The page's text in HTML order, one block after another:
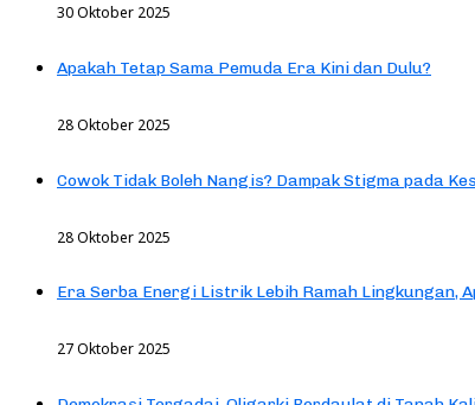
30 Oktober 2025
Apakah Tetap Sama Pemuda Era Kini dan Dulu?
28 Oktober 2025
Cowok Tidak Boleh Nangis? Dampak Stigma pada
28 Oktober 2025
Era Serba Energi Listrik Lebih Ramah Lingkungan,
27 Oktober 2025